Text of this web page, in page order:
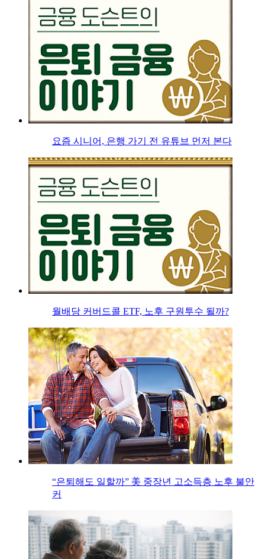
요즘 시니어, 은행 가기 전 유튜브 먼저 본다
월배당 커버드콜 ETF, 노후 구원투수 될까?
“은퇴해도 일할까” 美 중장년 고소득층 노후 불안
커